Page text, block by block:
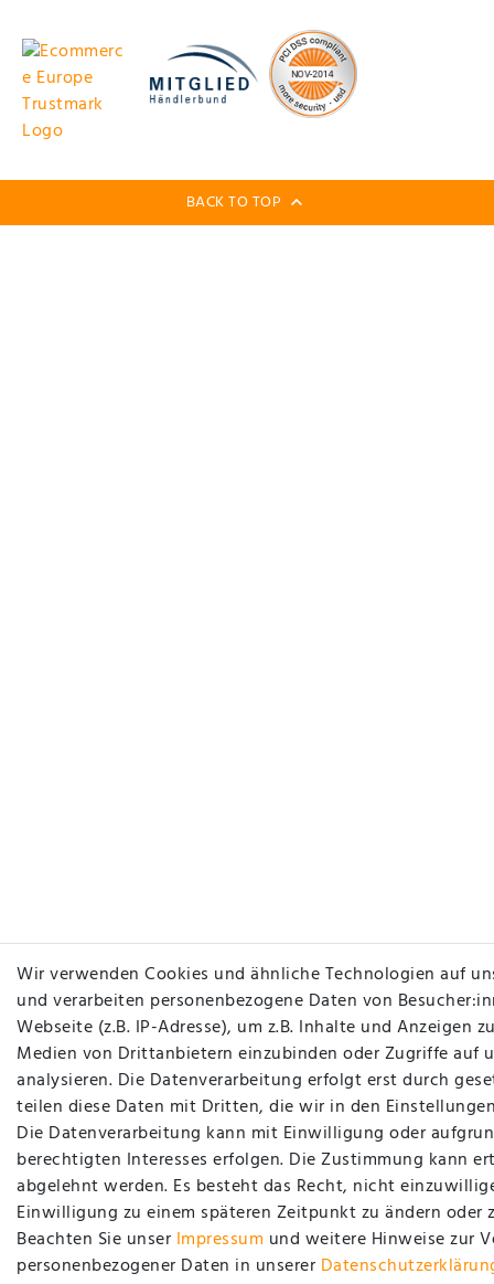
Wir verwenden Cookies und ähnliche Technologien auf
und verarbeiten personenbezogene Daten von
Webseite (z.B. IP-Adresse), um z.B. Inhalte und Anzeigen
Medien von Drittanbietern einzubinden oder Zugriffe auf
analysieren. Die Datenverarbeitung erfolgt erst durch
teilen diese Daten mit Dritten, die wir in den
Die Datenverarbeitung kann mit Einwilligung oder
berechtigten Interesses erfolgen. Die Zustimmung kann
abgelehnt werden. Es besteht das Recht, nicht
Einwilligung zu einem späteren Zeitpunkt zu ändern oder
Beachten Sie unser Impressum und weitere Hinweise zur
personenbezogener Daten in unserer
BACK TO TOP